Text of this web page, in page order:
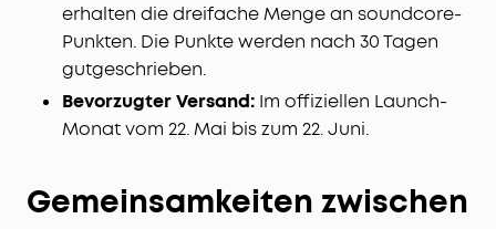
erhalten die dreifache Menge an soundcore-
Punkten. Die Punkte werden nach 30 Tagen
gutgeschrieben.
Bevorzugter Versand: Im offiziellen Launch-
Monat vom 22. Mai bis zum 22. Juni.
Gemeinsamkeiten zwischen